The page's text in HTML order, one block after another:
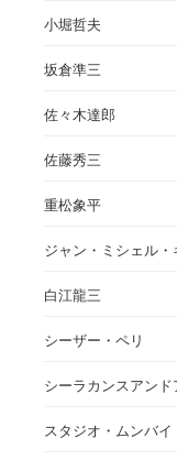
小堀哲夫
坂倉準三
佐々木達郎
佐藤秀三
重松象平
ジャン・ミシェル・
白江龍三
シーザー・ペリ
シーラカンスアンド
スタジオ・ムンバイ